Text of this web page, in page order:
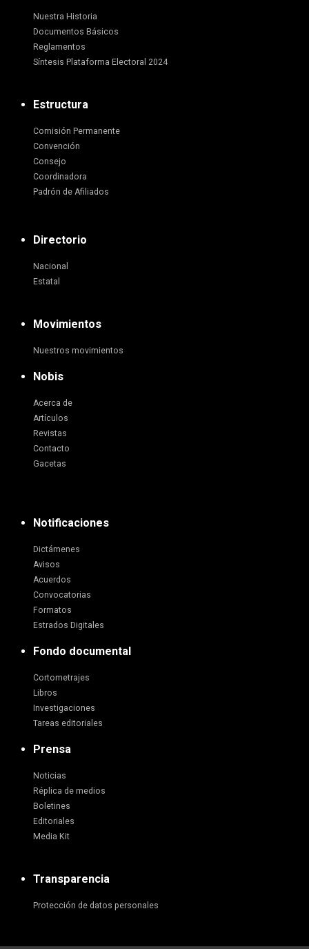
Nuestra Historia
Documentos Básicos
Reglamentos
Síntesis Plataforma Electoral 2024
Estructura
Comisión Permanente
Convención
Consejo
Coordinadora
Padrón de Afiliados
Directorio
Nacional
Estatal
Movimientos
Nuestros movimientos
Nobis
Acerca de
Artículos
Revistas
Contacto
Gacetas
Notificaciones
Dictámenes
Avisos
Acuerdos
Convocatorias
Formatos
Estrados Digitales
Fondo documental
Cortometrajes
Libros
Investigaciones
Tareas editoriales
Prensa
Noticias
Réplica de medios
Boletines
Editoriales
Media Kit
Transparencia
Protección de datos personales